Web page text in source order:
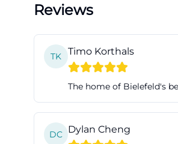
Reviews
TK Timo Korthals
The home of Bielefeld's
DC Dylan Cheng